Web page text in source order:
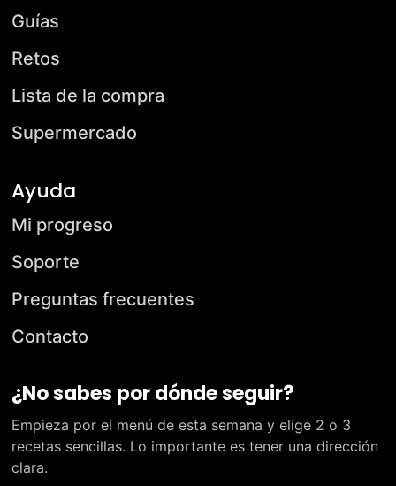
Guías
Retos
Lista de la compra
Supermercado
Ayuda
Mi progreso
Soporte
Preguntas frecuentes
Contacto
¿No sabes por dónde seguir?
Empieza por el menú de esta semana y elige 2 o 3
recetas sencillas. Lo importante es tener una dirección
clara.